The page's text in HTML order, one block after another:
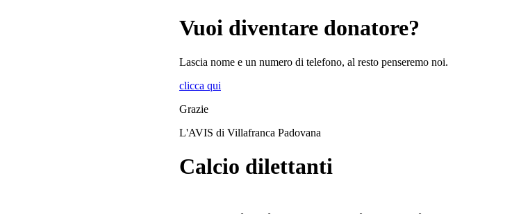
Vuoi diventare donatore?
Lascia nome e un numero di telefono, al resto penseremo noi.
clicca qui
Grazie
L'AVIS di Villafranca Padovana
Calcio dilettanti